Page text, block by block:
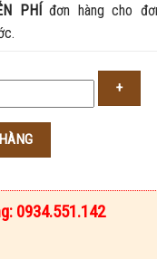
PHÍđơn hàng cho
0934.551.142